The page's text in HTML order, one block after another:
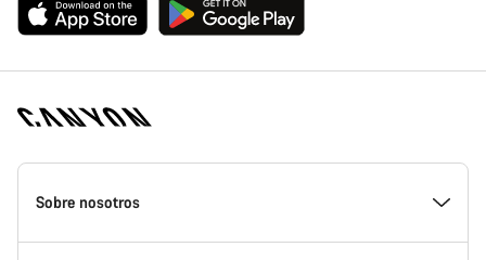
Canyon
Homepage
Sobre nosotros